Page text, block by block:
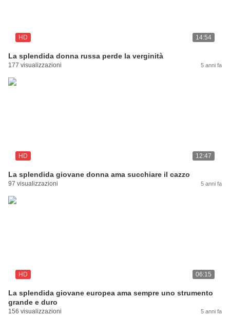
HD 14:54
La splendida donna russa perde la verginità
177 visualizzazioni 5 anni fa
HD 12:47
La splendida giovane donna ama succhiare il cazzo
97 visualizzazioni 5 anni fa
HD 06:15
La splendida giovane europea ama sempre uno strumento
grande e duro
156 visualizzazioni 5 anni fa